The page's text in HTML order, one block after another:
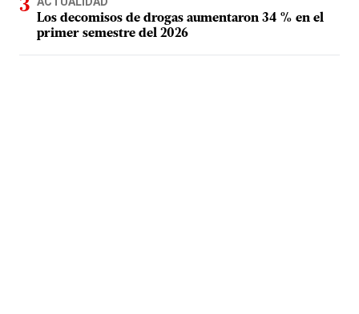
Los decomisos de drogas aumentaron 34 % en el
primer semestre del 2026